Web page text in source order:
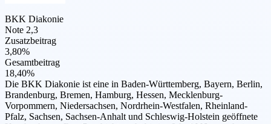
BKK Diakonie
Note 2,3
Zusatzbeitrag
3,80%
Gesamtbeitrag
18,40%
Die BKK Diakonie ist eine in Baden-Württemberg, Bayern, Berlin,
Brandenburg, Bremen, Hamburg, Hessen, Mecklenburg-
Vorpommern, Niedersachsen, Nordrhein-Westfalen, Rheinland-
Pfalz, Sachsen, Sachsen-Anhalt und Schleswig-Holstein geöffnete